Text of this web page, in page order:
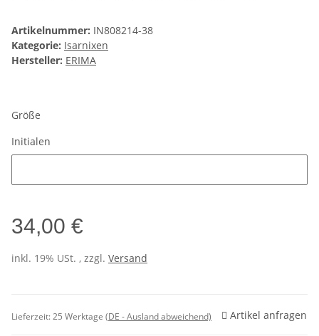
Artikelnummer: IN808214-38
Kategorie: Isarnixen
Hersteller: ERIMA
Größe
Initialen
34,00 €
inkl. 19% USt. , zzgl. Versand
Lieferzeit:25 Werktage (DE - Ausland abweichend) Artikel anfragen